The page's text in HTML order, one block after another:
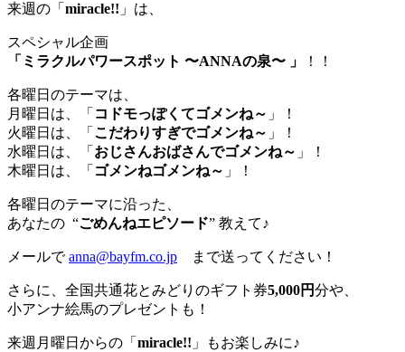
来週の「 miracle!! 」は、
スペシャル企画
「ミラクルパワースポット 〜ANNAの泉〜 」
！！
各曜日のテーマは、
月曜日は、「 コドモっぽくてゴメンね～ 」！
火曜日は、「 こだわりすぎでゴメンね～ 」！
水曜日は、「 おじさんおばさんでゴメンね～ 」！
木曜日は、「 ゴメンねゴメンね～ 」！
各曜日のテーマに沿った、
あなたの “ごめんねエピソード” 教えて♪
メールでanna@bayfm.co.jp まで送ってください！
さらに、全国共通花とみどりのギフト券5,000円分や、
小アンナ絵馬のプレゼントも！
来週月曜日からの「 miracle!! 」もお楽しみに♪